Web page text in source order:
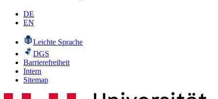
DE
EN
Leichte Sprache
DGS
Barrierefreiheit
Intern
Sitemap